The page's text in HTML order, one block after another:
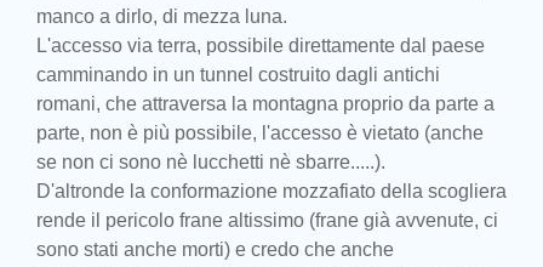
manco a dirlo, di mezza luna.
L'accesso via terra, possibile direttamente dal paese
camminando in un tunnel costruito dagli antichi
romani, che attraversa la montagna proprio da parte a
parte, non è più possibile, l'accesso è vietato (anche
se non ci sono nè lucchetti nè sbarre.....).
D'altronde la conformazione mozzafiato della scogliera
rende il pericolo frane altissimo (frane già avvenute, ci
sono stati anche morti) e credo che anche